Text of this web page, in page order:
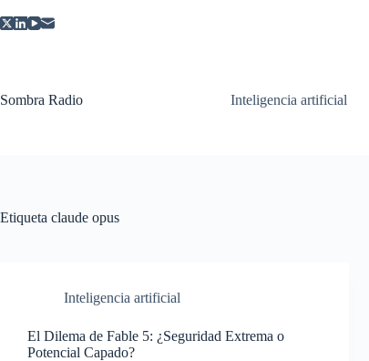
al
Sombra Radio Inteligencia artificial
Etiqueta claude opus
Inteligencia artificial
El Dilema de Fable 5: ¿Seguridad Extrema o
Potencial Capado?